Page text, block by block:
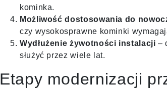
kominka.
Możliwość dostosowania do
czy wysokosprawne kominki
Wydłużenie żywotności instalacji –
służyć przez wiele lat.
Etapy modernizacji